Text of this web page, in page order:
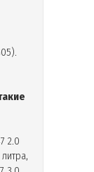
2.0